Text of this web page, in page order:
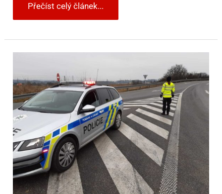
Přečíst celý článek...
pustit
bez
pokuty.
U
těchto
přestupků
to
pořád
jde
řešit
domluvou